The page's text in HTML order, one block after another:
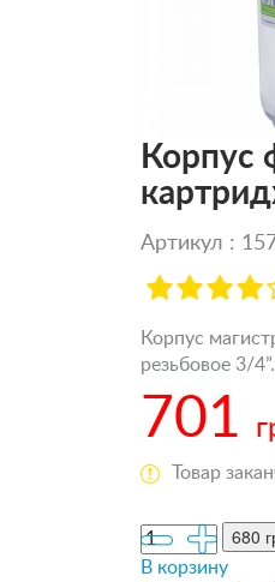
Корпус
Артикул :
Корпус
резьбовое 3/
701
Товар
680
В корзину